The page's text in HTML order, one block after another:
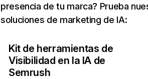
presencia de tu marca? Prueba
soluciones de marketing de IA:
Kit de herramientas de
Visibilidad en la IA de
Semrush